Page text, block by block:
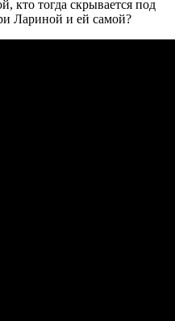
кто тогда скрывается под
Лариной и ей самой?